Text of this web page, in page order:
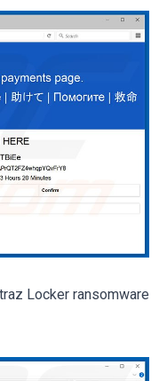
Locker ransomware